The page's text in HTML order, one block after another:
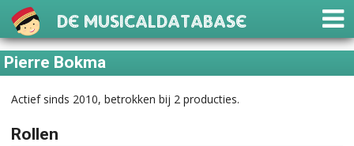
De Musicaldatabase
Pierre Bokma
Actief sinds 2010, betrokken bij 2 producties.
Rollen